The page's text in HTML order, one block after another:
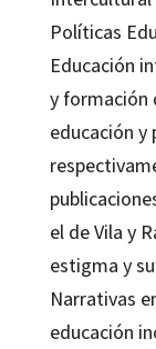
Políticas
Educación
y formación
educación y
el de Vila y
estigma y
Narrativas
educación